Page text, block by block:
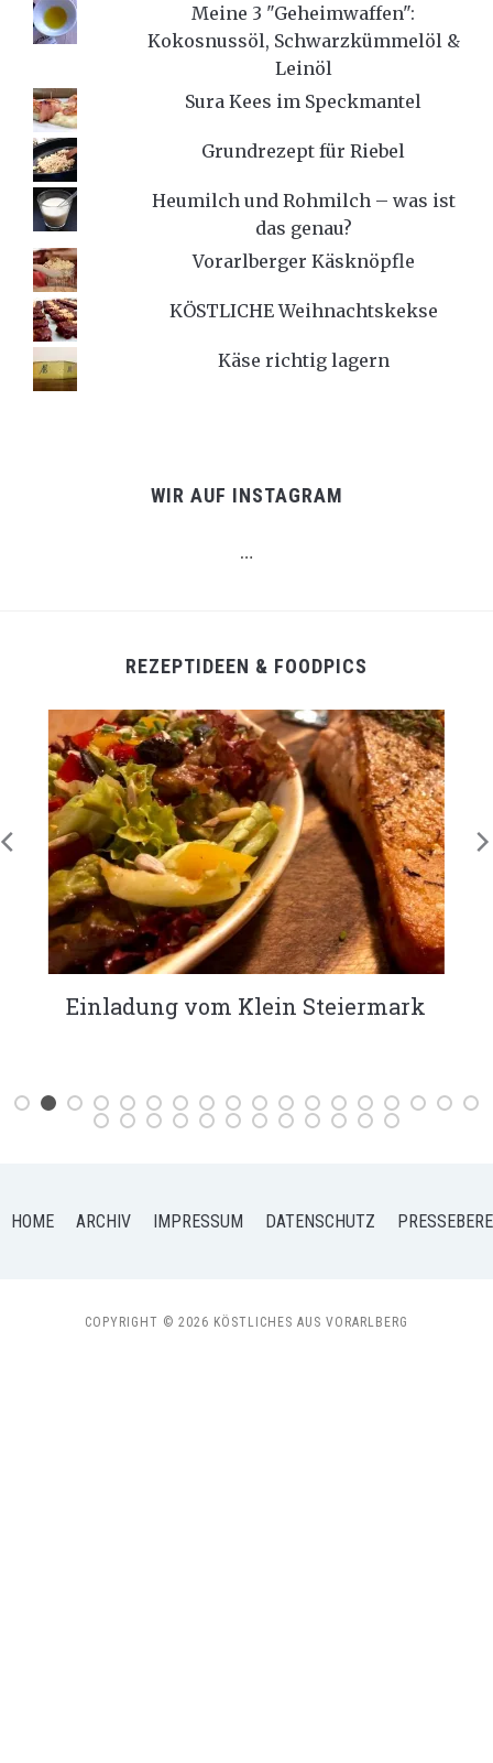
Meine 3 "Geheimwaffen":
Kokosnussöl, Schwarzkümmelöl &
Leinöl
Sura Kees im Speckmantel
Grundrezept für Riebel
Heumilch und Rohmilch – was ist
das genau?
Vorarlberger Käsknöpfle
KÖSTLICHE Weihnachtskekse
Käse richtig lagern
WIR AUF INSTAGRAM
…
REZEPTIDEEN & FOODPICS
KÖSTLICHES Bananenbrot
HOME ARCHIV IMPRESSUM DATENSCHUTZ
COPYRIGHT © 2026 KÖSTLICHES AUS VORARLBERG